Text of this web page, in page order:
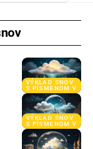
VÝKLAD SNOV
S PÍSMENOM V
VÝKLAD SNOV
S PÍSMENOM V